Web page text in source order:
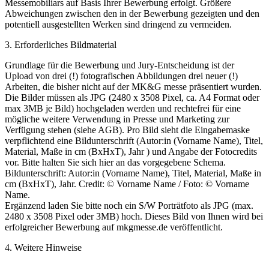
Messemobiliars auf Basis Ihrer Bewerbung erfolgt. Größere
Abweichungen zwischen den in der Bewerbung gezeigten und den
potentiell ausgestellten Werken sind dringend zu vermeiden.
3. Erforderliches Bildmaterial
Grundlage für die Bewerbung und Jury-Entscheidung ist der
Upload von drei (!) fotografischen Abbildungen drei neuer (!)
Arbeiten, die bisher nicht auf der MK&G messe präsentiert wurden.
Die Bilder müssen als JPG (2480 x 3508 Pixel, ca. A4 Format oder
max 3MB je Bild) hochgeladen werden und rechtefrei für eine
mögliche weitere Verwendung in Presse und Marketing zur
Verfügung stehen (siehe AGB). Pro Bild sieht die Eingabemaske
verpflichtend eine Bildunterschrift (Autor:in (Vorname Name), Titel,
Material, Maße in cm (BxHxT), Jahr ) und Angabe der Fotocredits
vor. Bitte halten Sie sich hier an das vorgegebene Schema.
Bildunterschrift: Autor:in (Vorname Name), Titel, Material, Maße in
cm (BxHxT), Jahr. Credit: © Vorname Name / Foto: © Vorname
Name.
Ergänzend laden Sie bitte noch ein S/W Porträtfoto als JPG (max.
2480 x 3508 Pixel oder 3MB) hoch. Dieses Bild von Ihnen wird bei
erfolgreicher Bewerbung auf mkgmesse.de veröffentlicht.
4. Weitere Hinweise